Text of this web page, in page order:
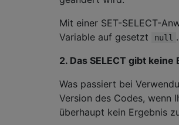
Mit einer SET-SELECT-
Variable auf gesetzt
null .
2. Das SELECT gibt
Was passiert bei
Version des Codes, wenn
überhaupt kein Ergebnis